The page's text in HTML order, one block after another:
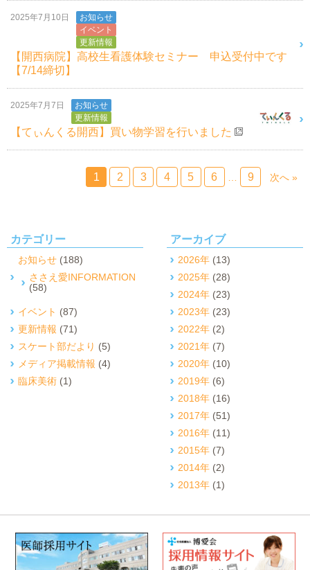
2025年7月10日
お知らせ
イベント
更新情報
【開西病院】高校生看護体験セミナー 申込受付中です
【7/14締切】
2025年7月7日
お知らせ
更新情報
【てぃんくる開西】買い物学習を行いました
1 2 3 4 5 6 … 9 次へ »
カテゴリー
お知らせ (188)
ささえ愛INFORMATION
(58)
イベント (87)
更新情報 (71)
スケート部だより (5)
メディア掲載情報 (4)
臨床美術 (1)
アーカイブ
2026年 (13)
2025年 (28)
2024年 (23)
2023年 (23)
2022年 (2)
2021年 (7)
2020年 (10)
2019年 (6)
2018年 (16)
2017年 (51)
2016年 (11)
2015年 (7)
2014年 (2)
2013年 (1)